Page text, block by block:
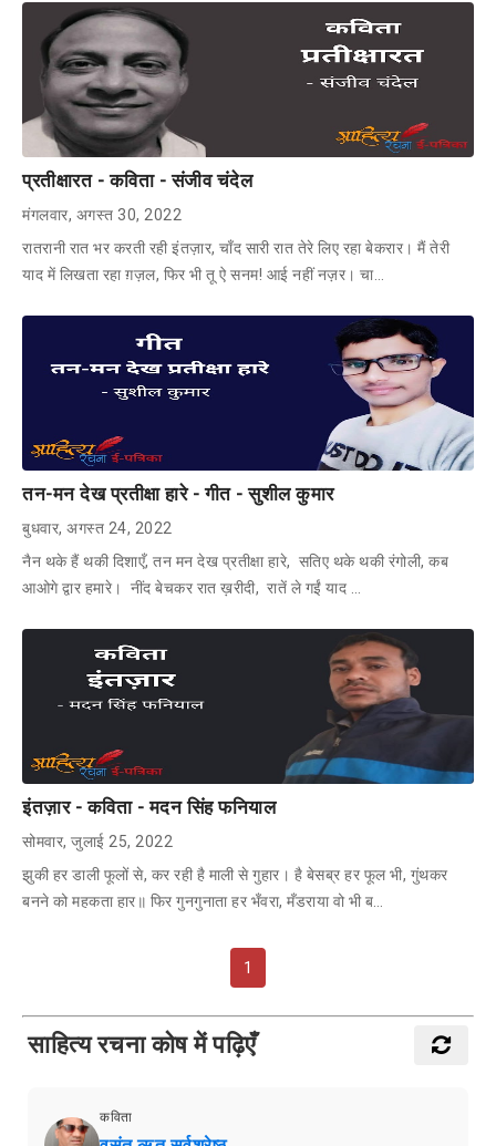
प्रतीक्षारत - कविता - संजीव चंदेल
मंगलवार, अगस्त 30, 2022
रातरानी रात भर करती रही इंतज़ार, चाँद सारी रात तेरे लिए रहा बेकरार। मैं तेरी
याद में लिखता रहा ग़ज़ल, फिर भी तू ऐ सनम! आई नहीं नज़र। चा…
तन-मन देख प्रतीक्षा हारे - गीत - सुशील कुमार
बुधवार, अगस्त 24, 2022
नैन थके हैं थकी दिशाएँ, तन मन देख प्रतीक्षा हारे, सतिए थके थकी रंगोली, कब
आओगे द्वार हमारे। नींद बेचकर रात ख़रीदी, रातें ले गईं याद …
इंतज़ार - कविता - मदन सिंह फनियाल
सोमवार, जुलाई 25, 2022
झुकी हर डाली फूलों से, कर रही है माली से गुहार। है बेसब्र हर फूल भी, गुंथकर
बनने को महकता हार॥ फिर गुनगुनाता हर भँवरा, मँडराया वो भी ब…
1
साहित्य रचना कोष में पढ़िएँ
कविता